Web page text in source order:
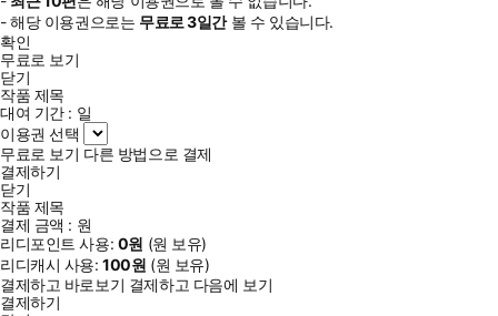
- 해당 이용권으로는 무료로3일간볼 수 있습니다.
확인
무료로 보기
닫기
작품 제목
대여 기간 : 일
이용권 선택
무료로 보기 다른 방법으로 결제
결제하기
닫기
작품 제목
결제 금액 : 원
리디포인트 사용: 0원 (원 보유)
리디캐시 사용:100원 (원 보유)
결제하고 바로보기 결제하고 다음에 보기
결제하기